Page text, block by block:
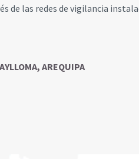
de las redes de vigilancia
AREQUIPA